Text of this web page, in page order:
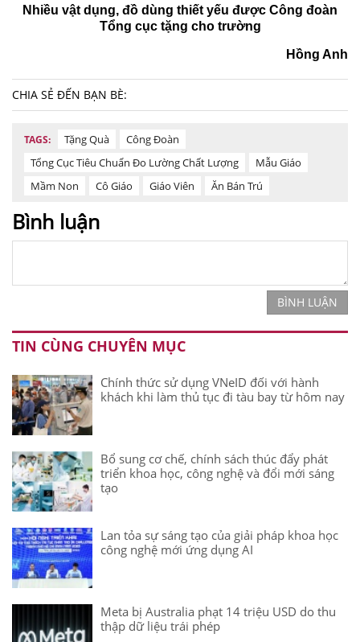
Nhiều vật dụng, đồ dùng thiết yếu được Công đoàn
Tổng cục tặng cho trường
Hồng Anh
CHIA SẺ ĐẾN BẠN BÈ:
TAGS: Tặng Quà
Công Đoàn
Tổng Cục Tiêu Chuẩn Đo Lường Chất Lượng
Mẫu Giáo
Mầm Non
Cô Giáo Giáo Viên Ăn Bán Trú
Bình luận
BÌNH LUẬN
TIN CÙNG CHUYÊN MỤC
Chính thức sử dụng VNeID đối với hành
khách khi làm thủ tục đi tàu bay từ hôm nay
Bổ sung cơ chế, chính sách thúc đẩy phát
triển khoa học, công nghệ và đổi mới sáng
tạo
Lan tỏa sự sáng tạo của giải pháp khoa học
công nghệ mới ứng dụng AI
Meta bị Australia phạt 14 triệu USD do thu
thập dữ liệu trái phép